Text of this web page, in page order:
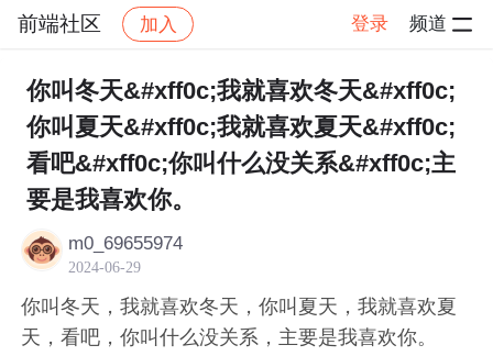
前端社区 加入 登录 频道
社区 前端社区 感慨 帖子详情
你叫冬天&#xff0c;我就喜欢冬天&#xff0c;
你叫夏天&#xff0c;我就喜欢夏天&#xff0c;
看吧&#xff0c;你叫什么没关系&#xff0c;主
要是我喜欢你。
m0_69655974
2024-06-29
你叫冬天，我就喜欢冬天，你叫夏天，我就喜欢夏
天，看吧，你叫什么没关系，主要是我喜欢你。